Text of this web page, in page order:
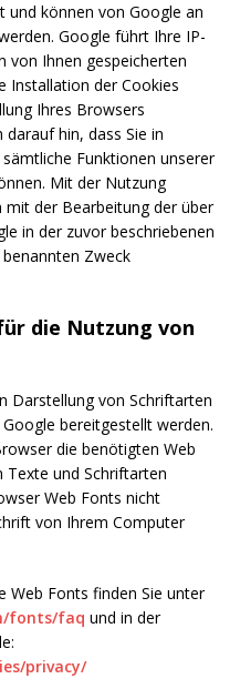
und können von Google an
Google führt Ihre IP-
von Ihnen gespeicherten
Installation der Cookies
Ihres Browsers
hin, dass Sie in
Funktionen unserer
Mit der Nutzung
mit der Bearbeitung der über
in der zuvor beschriebenen
Zweck
die Nutzung von
Darstellung von Schriftarten
bereitgestellt werden.
die benötigten Web
Texte und Schriftarten
Web Fonts nicht
von Ihrem Computer
Web Fonts finden Sie unter
fonts/faq und in der
privacy/